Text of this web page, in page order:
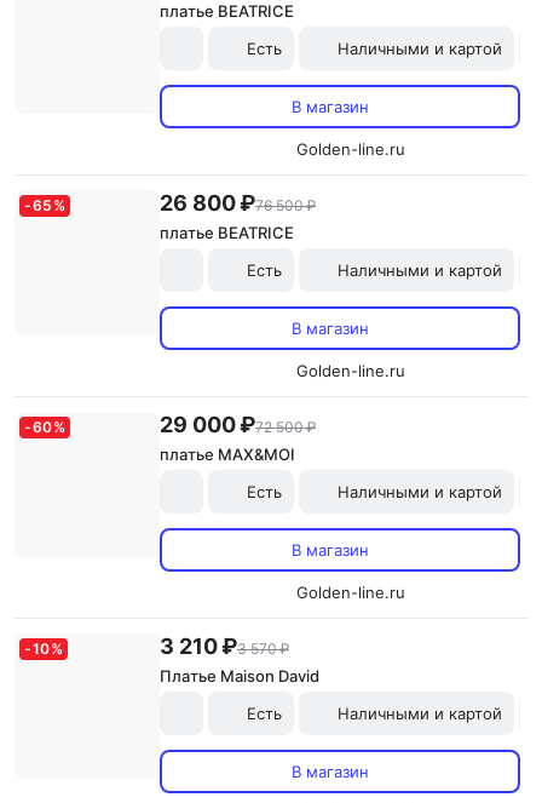
платье BEATRICE
Есть
Наличными и картой
В магазин
Golden-line.ru
-65 % 26 800 ₽76 500 ₽
платье BEATRICE
Есть
Наличными и картой
В магазин
Golden-line.ru
-60% 29 000 ₽72 500 ₽
платье MAX&MOI
Есть
Наличными и картой
В магазин
Golden-line.ru
-10% 3 210 ₽3 570 ₽
Платье Maison David
Есть
Наличными и картой
В магазин